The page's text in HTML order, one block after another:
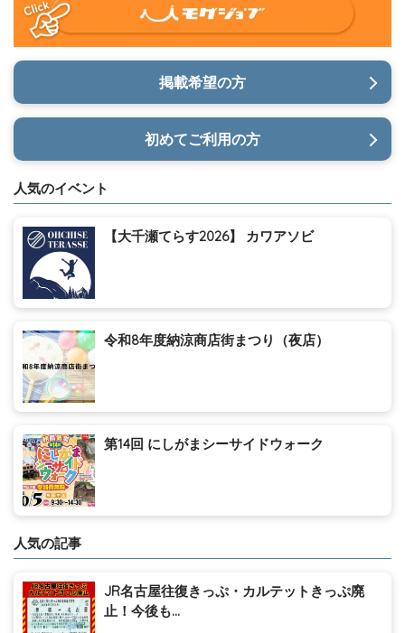
掲載希望の方
初めてご利用の方
人気のイベント
【大千瀬てらす2026】 カワアソビ
令和8年度納涼商店街まつり（夜店）
第14回 にしがまシーサイドウォーク
人気の記事
JR名古屋往復きっぷ・カルテットきっぷ廃
止！今後も...